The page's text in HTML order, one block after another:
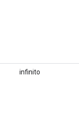
infinito